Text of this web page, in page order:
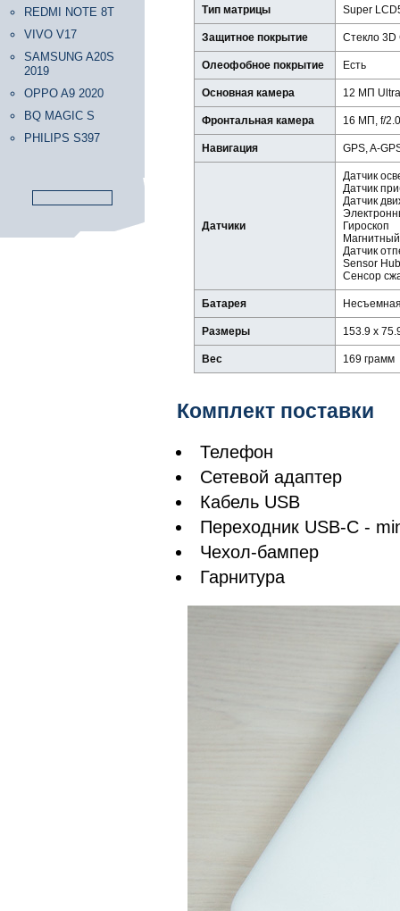
REDMI NOTE 8T
VIVO V17
SAMSUNG A20S
2019
OPPO A9 2020
BQ MAGIC S
PHILIPS S397
Тип матрицы Super
Защитное покрытие Стекло 3D
Олеофобное покрытие Есть
Основная камера 12 МП
Фронтальная камера 16 МП, f/
Навигация GPS, A-
Датчики
Датчик
Датчик
Датчик
Гироскоп
Датчик
Sensor
Сенсор
Батарея
Размеры 153.9 x
Вес 169 грамм
Комплект поставки
Телефон
Сетевой адаптер
Кабель USB
Переходник USB-C -
Чехол-бампер
Гарнитура